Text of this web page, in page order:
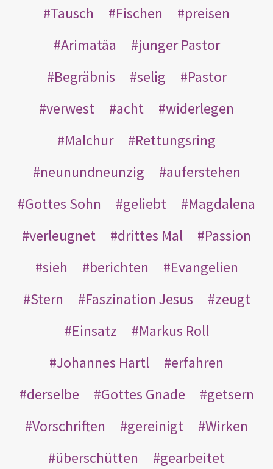
Tausch
Fischen
preisen
Arimatäa
junger Pastor
Begräbnis
selig
Pastor
verwest
acht
widerlegen
Malchur
Rettungsring
neunundneunzig
auferstehen
Gottes Sohn
geliebt
Magdalena
verleugnet
drittes Mal
Passion
sieh
berichten
Evangelien
Stern
Faszination Jesus
zeugt
Einsatz
Markus Roll
Johannes Hartl
erfahren
derselbe
Gottes Gnade
getsern
Vorschriften
gereinigt
Wirken
überschütten
gearbeitet